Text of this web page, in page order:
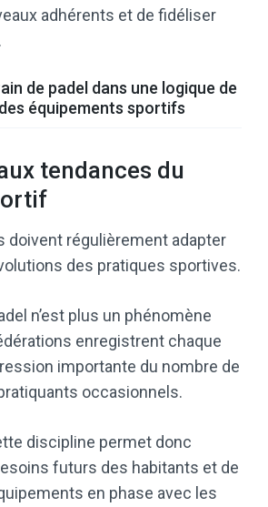
adhérents et de fidéliser
de padel dans une logique de
équipements sportifs
tendances du
doivent régulièrement adapter
des pratiques sportives.
n’est plus un phénomène
enregistrent chaque
importante du nombre de
occasionnels.
discipline permet donc
futurs des habitants et de
en phase avec les